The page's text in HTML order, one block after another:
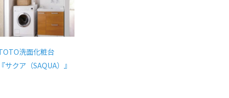
洗面化粧台
『サクア（SAQUA）』